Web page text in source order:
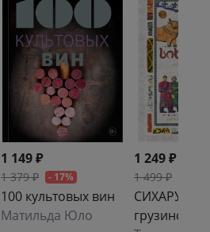
1 149 ₽
1 379 ₽ - 17%
100 культовых вин
Матильда Юло
1 249 ₽
1 499 ₽
СИХАРУЛИ:
грузинского